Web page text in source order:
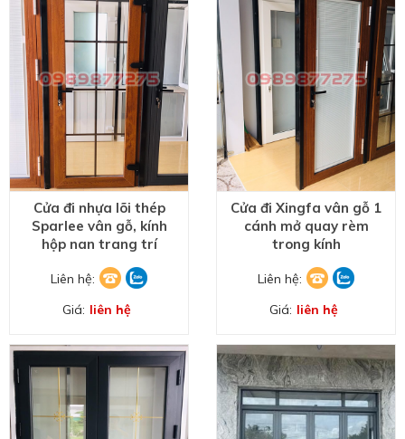
Cửa đi nhựa lõi thép
Sparlee vân gỗ, kính
hộp nan trang trí
Liên hệ:
Giá: liên hệ
Cửa đi Xingfa vân gỗ 1
cánh mở quay rèm
trong kính
Liên hệ:
Giá: liên hệ